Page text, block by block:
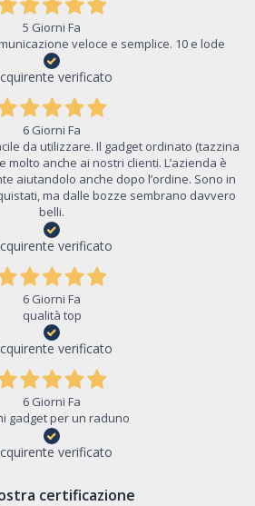
5 Giorni Fa
veloce e semplice. 10 e lode
verificato
6 Giorni Fa
da utilizzare. Il gadget ordinato (tazzina
molto anche ai nostri clienti. L’azienda è
aiutandolo anche dopo l’ordine. Sono in
ma dalle bozze sembrano davvero
belli.
verificato
6 Giorni Fa
qualità top
verificato
6 Giorni Fa
gadget per un raduno
verificato
certificazione